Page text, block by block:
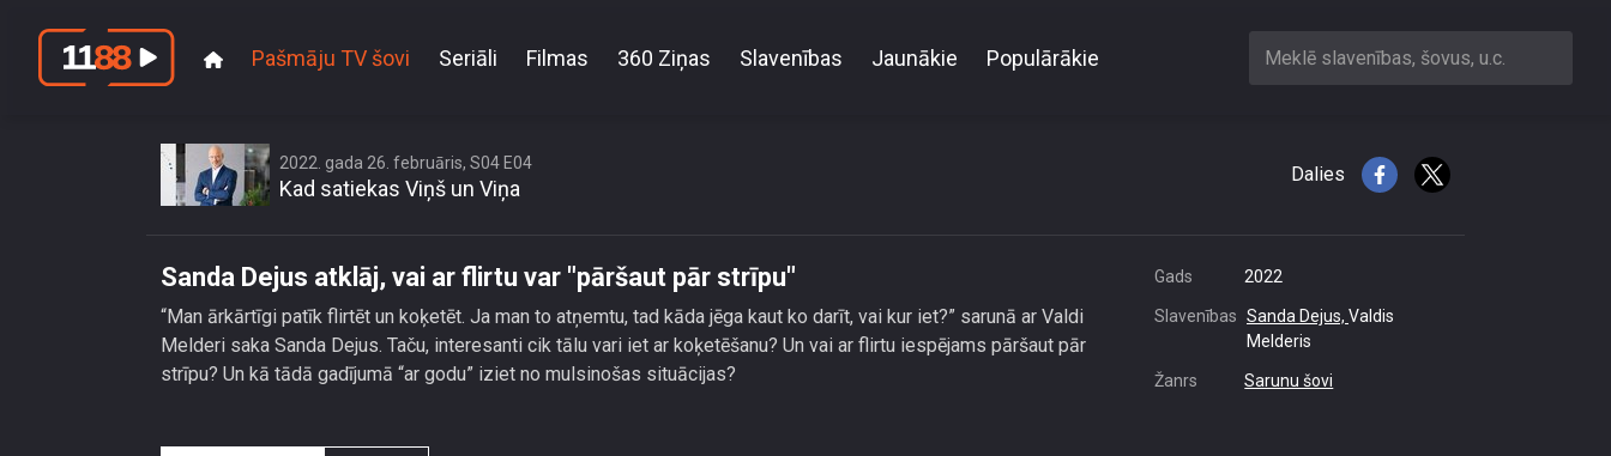
Pašmāju TV šovi Seriāli Filmas 360 Ziņas Slavenības Jaunākie Populārākie Meklē slavenības, šovus, u.c.
2022. gada 26. februāris, S04 E04
Kad satiekas Viņš un Viņa
Dalies
Sanda Dejus atklāj, vai ar flirtu var "pāršaut pār strīpu"
“Man ārkārtīgi patīk flirtēt un koķetēt. Ja man to atņemtu, tad kāda jēga kaut ko darīt, vai kur iet?” sarunā ar Valdi
Melderi saka Sanda Dejus. Taču, interesanti cik tālu vari iet ar koķetēšanu? Un vai ar flirtu iespējams pāršaut pār
strīpu? Un kā tādā gadījumā “ar godu” iziet no mulsinošas situācijas?
Gads 2022
Slavenības Sanda Dejus, Valdis
Melderis
Žanrs Sarunu šovi